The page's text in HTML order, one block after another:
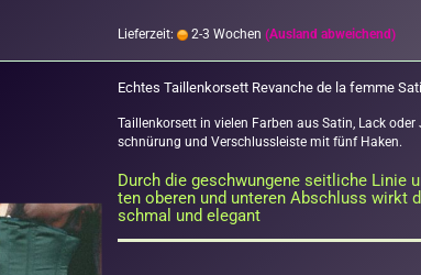
Lieferzeit: 2-3 Wochen (Ausland abweichend)
Ech­tes Tail­len­kor­sett Re­van­che de la femme
Tail­len­kor­sett in vie­len Far­ben aus Satin, Lack
schnü­rung und Ver­schluss­leis­te mit fünf Haken.
Durch die ge­schwun­ge­ne seit­li­che Linie
ten obe­ren und un­te­ren Ab­schluss wirkt
schmal und ele­gant